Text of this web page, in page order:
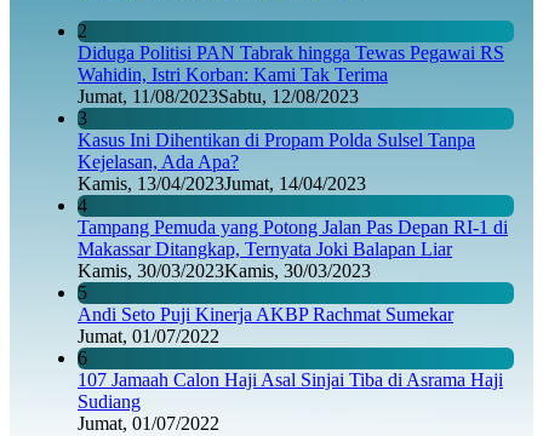
2
Diduga Politisi PAN Tabrak hingga Tewas Pegawai RS
Wahidin, Istri Korban: Kami Tak Terima
Jumat, 11/08/2023Sabtu, 12/08/2023
3
Kasus Ini Dihentikan di Propam Polda Sulsel Tanpa
Kejelasan, Ada Apa?
Kamis, 13/04/2023Jumat, 14/04/2023
4
Tampang Pemuda yang Potong Jalan Pas Depan RI-1 di
Makassar Ditangkap, Ternyata Joki Balapan Liar
Kamis, 30/03/2023Kamis, 30/03/2023
5
Andi Seto Puji Kinerja AKBP Rachmat Sumekar
Jumat, 01/07/2022
6
107 Jamaah Calon Haji Asal Sinjai Tiba di Asrama Haji
Sudiang
Jumat, 01/07/2022